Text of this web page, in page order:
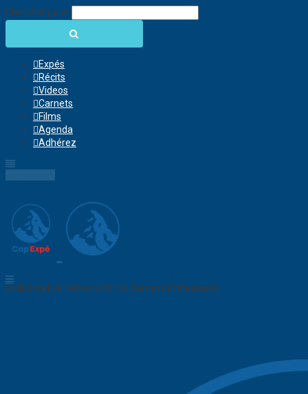
Chercher pour:
Expés
Récits
Videos
Carnets
Films
Agenda
Adhérez
Collaborative Network for Wilderness Enthusiasts